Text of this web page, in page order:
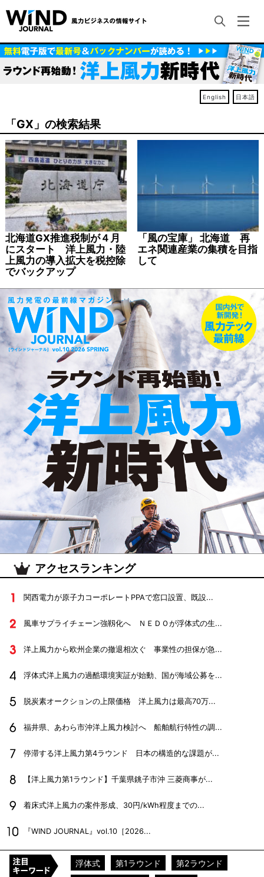
English 日本語
「GX」の検索結果
北海道GX推進税制が４月
にスタート 洋上風力・陸
上風力の導入拡大を税控除
でバックアップ
「風の宝庫」 北海道 再
エネ関連産業の集積を目指
して
アクセスランキング
関西電力が原子力コーポレートPPAで窓口設置、既設...
風車サプライチェーン強靱化へ ＮＥＤＯが浮体式の生...
洋上風力から欧州企業の撤退相次ぐ 事業性の担保が急...
浮体式洋上風力の過酷環境実証が始動、国が海域公募を...
脱炭素オークションの上限価格 洋上風力は最高70万...
福井県、あわら市沖洋上風力検討へ 船舶航行特性の調...
停滞する洋上風力第4ラウンド 日本の構造的な課題が...
【洋上風力第1ラウンド】千葉県銚子市沖 三菱商事が...
着床式洋上風力の案件形成、30円/kWh程度までの...
『WIND JOURNAL』vol.10［2026...
浮体式 第1ラウンド
第2ラウンド